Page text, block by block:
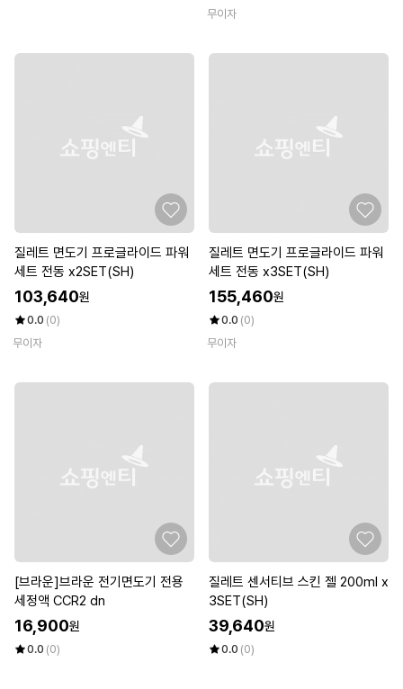
무이자
질레트 면도기 프로글라이드 파워
세트 전동 x2SET(SH)
103,640원
0.0 (0)
무이자
질레트 면도기 프로글라이드 파워
세트 전동 x3SET(SH)
155,460원
0.0 (0)
무이자
[브라운]브라운 전기면도기 전용
세정액 CCR2 dn
16,900원
0.0 (0)
질레트 센서티브 스킨 젤 200ml x
3SET(SH)
39,640원
0.0 (0)